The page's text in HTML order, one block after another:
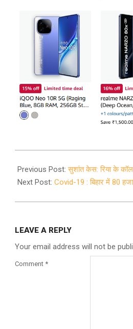
08-
09
Previous Post:सुशांत केस: रिया के
Next Post: Covid-19 : बिहार में 80
LEAVE A REPLY
Your email address will not be
Comment *